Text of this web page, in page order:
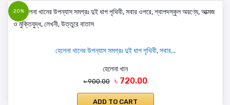
20%
হেলেনা খানের উপন্যাস সমগ্রঃ দুই ধাপ পৃথিবী, সবার...
হেলেনা খান
৳ 900.00 ৳ 720.00
ADD TO CART